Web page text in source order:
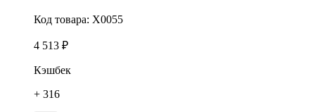
Код товара: X0055
4 513 ₽
Кэшбек
+ 316